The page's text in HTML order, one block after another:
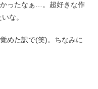
ったなぁ…。超好きな作
な。
めた訳で(笑)。ちなみに